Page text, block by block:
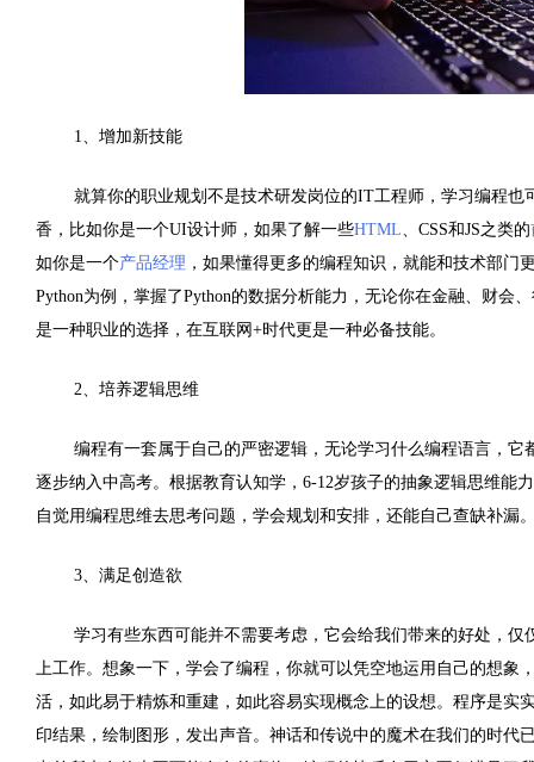
1、增加新技能
就算你的职业规划不是技术研发岗位的IT工程师，学习编程也
香，比如你是一个UI设计师，如果了解一些HTML、 CSS和JS之类的
如你是一个产品经理 ，如果懂得更多的编程知识，就能和技术部
Python为例，掌握了Python的数据分析能力，无论你在金融、财会
是一种职业的选择，在互联网 +时代更是一种必备技能。
2、培养逻辑思维
编程有一套属于自己的严密逻辑，无论学习什么编程语言，
逐步纳入中高考。根据教育认知学， 6-12岁孩子的抽象逻辑思维能
自觉用编程思维去思考问题，学会规划和安排，还能自己查缺补漏
3、满足创造欲
学习有些东西可能并不需要考虑，它会给我们带来的好处，
上工作。想象一下，学会了编程，你就可以凭空地运用自己的想象
活，如此易于精炼和重建，如此容易实现概念上的设想。程序是
印结果，绘制图形，发出声音。神话和传说中的魔术在我们的时